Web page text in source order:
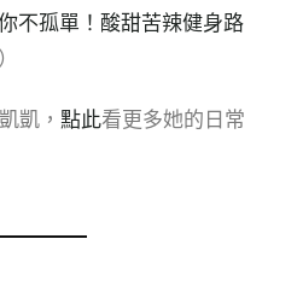
不孤單！酸甜苦辣健身路
）
凱， 點此看更多她的日常